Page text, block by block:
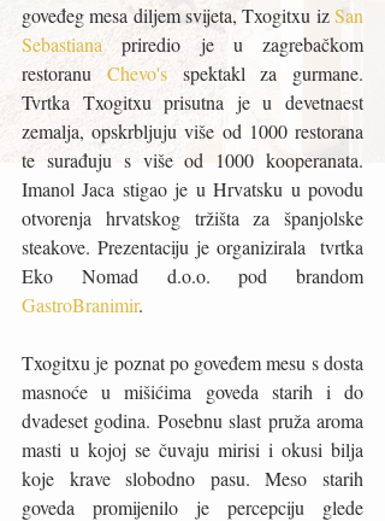
goveđeg mesa diljem svijeta, Txogitxu iz San
Sebastiana priredio je u zagrebačkom
restoranu Chevo's spektakl za gurmane.
Tvrtka Txogitxu prisutna je u devetnaest
zemalja, opskrbljuju više od 1000 restorana
te surađuju s više od 1000 kooperanata.
Imanol Jaca stigao je u Hrvatsku u povodu
otvorenja hrvatskog tržišta za španjolske
steakove. Prezentaciju je organizirala  tvrtka
GastroBranimir.
Txogitxu je poznat po goveđem mesu s dosta
masnoće u mišićima goveda starih i do
dvadeset godina. Posebnu slast pruža aroma
masti u kojoj se čuvaju mirisi i okusi bilja
koje krave slobodno pasu. Meso starih
goveda promijenilo je percepciju glede